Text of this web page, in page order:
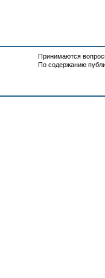
Принимаются
По содержанию